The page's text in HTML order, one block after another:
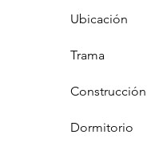
Ubicación
Trama
Construcción
Dormitorio